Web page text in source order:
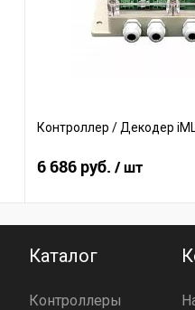
Контроллер / Декодер
6 686 руб. / шт
Каталог
Контроллеры